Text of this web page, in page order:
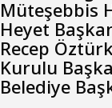
Müteşebbis
Heyet
Recep
Kurulu
Belediye